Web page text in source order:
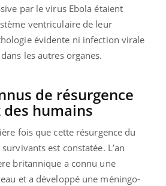
par le virus Ebola étaient
ventriculaire de leur
évidente ni infection virale
les autres organes.
de résurgence
des humains
fois que cette résurgence du
est constatée. L’an
britannique a connu une
et a développé une méningo-